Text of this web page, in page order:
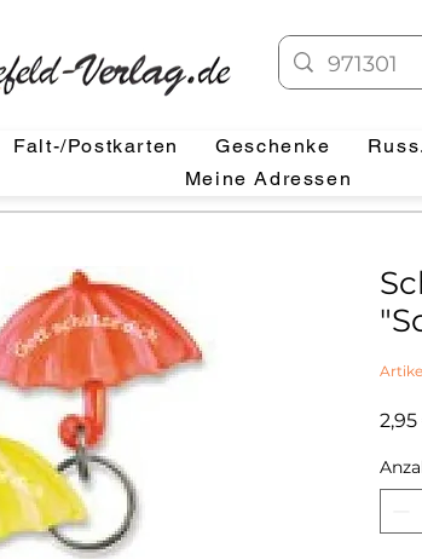
Falt-/Postkarten Geschenke
Meine Adressen